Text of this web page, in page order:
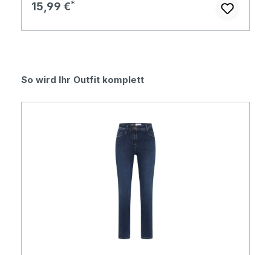
Regulärer Preis:
15,99 €
Produktgalerie überspringen
So wird Ihr Outfit komplett